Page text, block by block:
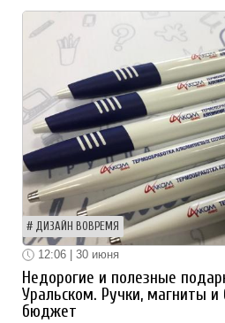
ДИЗАЙН ВОВРЕМЯ
12:06 | 30 июня
Недорогие и полезные
Уральском. Ручки, магниты
бюджет